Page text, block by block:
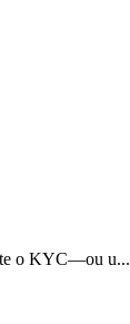
o KYC—ou u...